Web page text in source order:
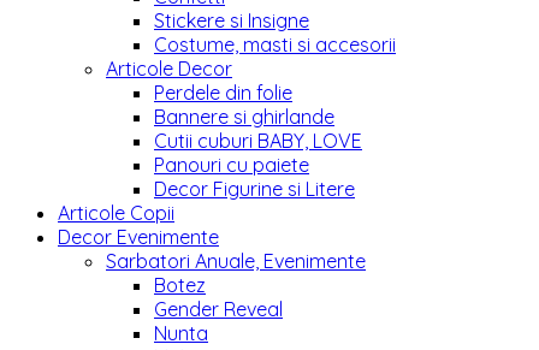
Stickere si Insigne
Costume, masti si accesorii
Articole Decor
Perdele din folie
Bannere si ghirlande
Cutii cuburi BABY, LOVE
Panouri cu paiete
Decor Figurine si Litere
Articole Copii
Decor Evenimente
Sarbatori Anuale, Evenimente
Botez
Gender Reveal
Nunta